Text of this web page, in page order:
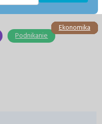
Podnikanie
Ekonomika
Ekonomika
Ekonomika
Ekonomika
Ekonomika
Ekonomika